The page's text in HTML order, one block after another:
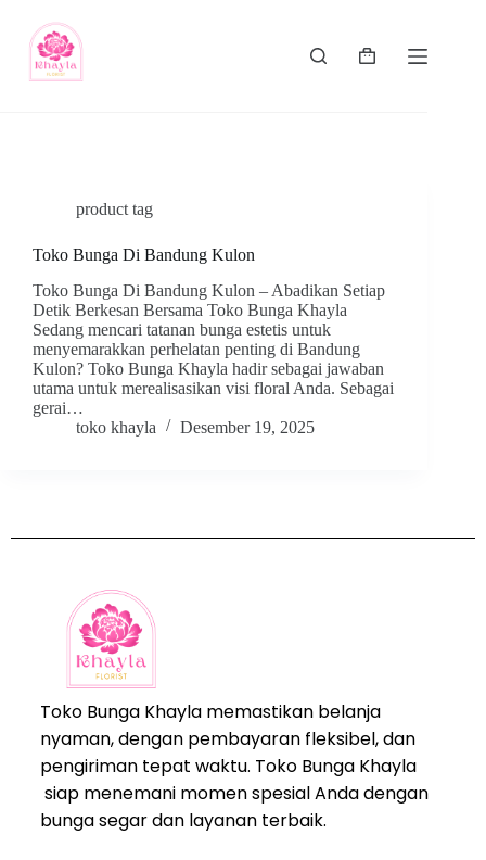
product tag
Toko Bunga Di Bandung Kulon
Toko Bunga Di Bandung Kulon – Abadikan Setiap
Detik Berkesan Bersama Toko Bunga Khayla
Sedang mencari tatanan bunga estetis untuk
menyemarakkan perhelatan penting di Bandung
Kulon? Toko Bunga Khayla hadir sebagai jawaban
utama untuk merealisasikan visi floral Anda. Sebagai
gerai…
toko khayla
Desember 19, 2025
Toko Bunga Khayla memastikan belanja
nyaman, dengan pembayaran fleksibel, dan
pengiriman tepat waktu. Toko Bunga Khayla
siap menemani momen spesial Anda dengan
bunga segar dan layanan terbaik.